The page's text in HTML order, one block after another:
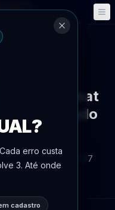
Avtomat
Marcado
de Julho
, 16:07
erro custa
3. Até onde
cadastro